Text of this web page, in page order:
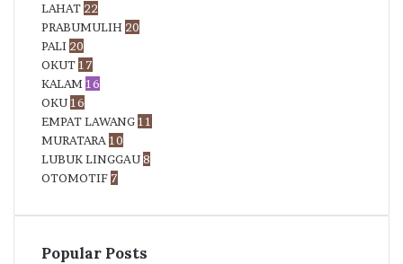
LAHAT 22
PRABUMULIH 20
PALI 20
OKUT17
KALAM16
OKU16
EMPAT LAWANG11
MURATARA 10
LUBUK LINGGAU8
OTOMOTIF 7
Popular Posts